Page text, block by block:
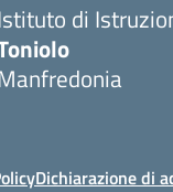
di
Dichiarazione di